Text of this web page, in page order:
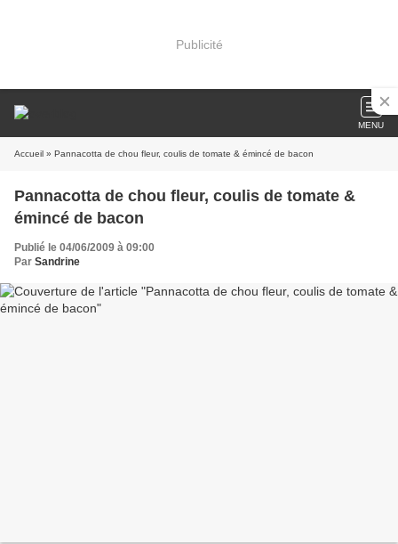
Publicité
MENU
Accueil » Pannacotta de chou fleur, coulis de tomate & émincé de bacon
Pannacotta de chou fleur, coulis de tomate &
émincé de bacon
Publié le 04/06/2009 à 09:00
Par Sandrine